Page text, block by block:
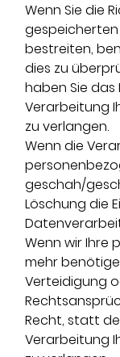
Wenn Sie die
bestreiten,
dies zu
haben Sie das
Verarbeitung
zu verlangen.
Wenn die
geschah/
Löschung die
Wenn wir Ihre
mehr
Verteidigung
Recht, statt
Verarbeitung